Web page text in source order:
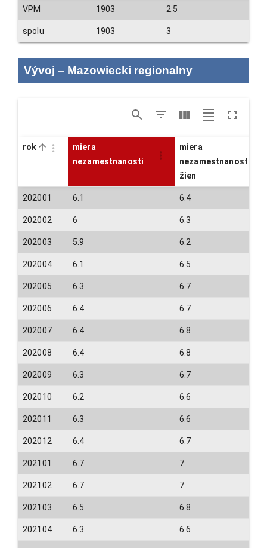
VPM 1903 2.5
spolu 1903 3
Vývoj – Mazowiecki regionalny
rok
miera
nezamestnanosti
miera
nezamestnanosti
žien
202001 6.1 6.4
202002 6 6.3
202003 5.9 6.2
202004 6.1 6.5
202005 6.3 6.7
202006 6.4 6.7
202007 6.4 6.8
202008 6.4 6.8
202009 6.3 6.7
202010 6.2 6.6
202011 6.3 6.6
202012 6.4 6.7
202101 6.7 7
202102 6.7 7
202103 6.5 6.8
202104 6.3 6.6